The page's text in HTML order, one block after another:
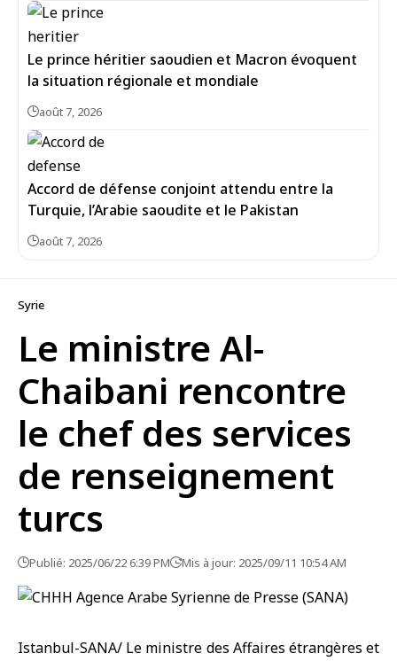
Le prince héritier saoudien et Macron évoquent
la situation régionale et mondiale
août 7, 2026
Accord de défense conjoint attendu entre la
Turquie, l’Arabie saoudite et le Pakistan
août 7, 2026
Syrie
Le ministre Al-
Chaibani rencontre
le chef des services
de renseignement
turcs
Publié: 2025/06/22 6:39 PM Mis à jour: 2025/09/11 10:54 AM
Istanbul-SANA/ Le ministre des Affaires étrangères et